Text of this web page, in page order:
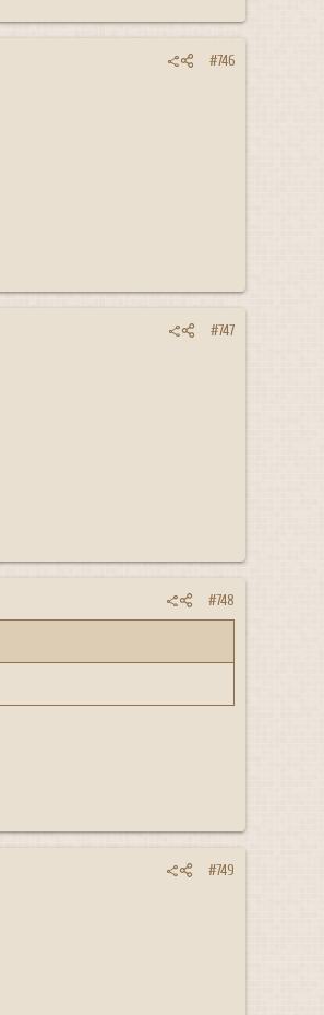
#746
#747
#748
#749